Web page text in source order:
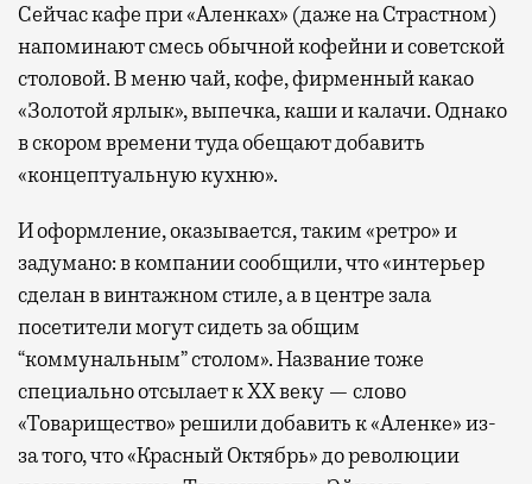
Сейчас кафе при «Аленках» (даже на Страстном)
напоминают смесь обычной кофейни и советской
столовой. В меню чай, кофе, фирменный какао
«Золотой ярлык», выпечка, каши и калачи. Однако
в скором времени туда обещают добавить
«концептуальную кухню».
И оформление, оказывается, таким «ретро» и
задумано: в компании сообщили, что «интерьер
сделан в винтажном стиле, а в центре зала
посетители могут сидеть за общим
“коммунальным” столом». Название тоже
специально отсылает к XX веку — слово
«Товарищество» решили добавить к «Аленке» из-
за того, что «Красный Октябрь» до революции